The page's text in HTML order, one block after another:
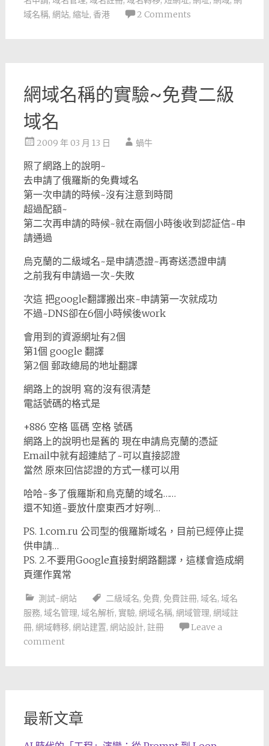
域名稱, 網站, 縮址, 香港 2 Comments
網域名稱的實驗~免費二級
域名
2009 年 03 月 13 日 蝸牛
照了網路上的說明~
去申請了俄羅斯的免費域名
第一次申請的時候~沒有注意到時間
超過配額~
第二次再申請的時候~就在兩個小時後收到認証信~申
請通過
烏克蘭的二級域名~是申請憑證~再寄送憑證申請
之前我有申請過一次~失敗
次這 把google翻譯搬出來~申請第一次就成功
不過~DNS卻在6個小時候後work
會用到的資源網址有2個
第1個 google 翻譯
第2個 郵政總局的地址翻譯
網路上的說明 寫的沒有很清楚
電話號碼的格式是
+886 空格 區碼 空格 號碼
網路上的說明也是舊的 現在申請烏克蘭的憑証
Email中就有超連結了~可以直接認證
當然 原來回信認證的方式一樣可以用
哈哈~多了俄羅斯和烏克蘭的域名……
還不知道~要放什麼東西才好咧…
PS. 1.com.ru 公司型的俄羅斯域名，目前已經停止提
供申請…
PS. 2.不要用Google直接對網路翻譯，這樣會造成網
頁運作異常
測試-網站 二級域名, 免費, 免費註冊, 域名, 域名
服務, 域名管理, 域名解析, 實驗, 網域名稱, 網域管理, 網域註
冊, 網域轉移, 網站建置, 網站設計, 註冊
Leave a
comment
最新文章